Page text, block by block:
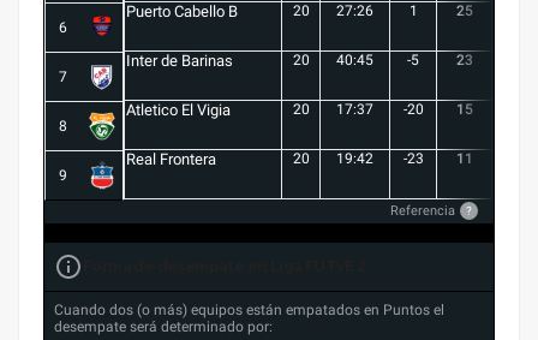
6
Puerto Cabello B 20 27:26 1 25
7
Inter de Barinas 20 40:45 -5 23
8
Atletico El Vigia 20 17:37 -20 15
9
Real Frontera 20 19:42 -23 11
Referencia ?
Cuando dos (o más) equipos están empatados en Puntos el
desempate será determinado por: